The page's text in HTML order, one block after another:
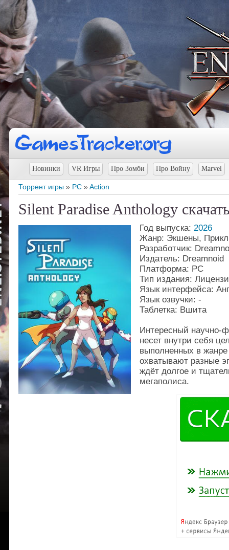
Новинки VR Игры Про Зомби Про Войну Marvel
Торрент игры » PC »Action
Silent Paradise Anthology
Год выпуска: 2026
Жанр: Экшены,
Разработчик:
Издатель: Dreamnoid
Платформа: PC
Тип издания:
Язык интерфейса:
Язык озвучки: -
Таблетка: Вшита
Интересный научно-
несет внутри себя
выполненных в
охватывают разные
ждёт долгое и
мегаполиса.